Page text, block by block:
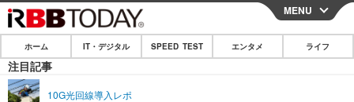
CLOSE
ホーム
IT・デジタル
MENU
ホーム IT・デジタル SPEED TEST エンタメ ライフ
注目記事
10G光回線導入レポ